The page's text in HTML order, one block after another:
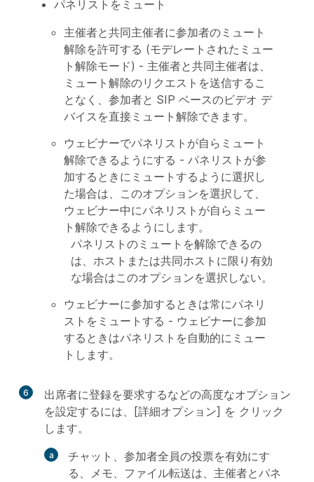
パネリストをミュート
主催者と共同主催者に参加者のミュート
解除を許可する (モデレートされたミュー
ト解除モード) - 主催者と共同主催者は、
ミュート解除のリクエストを送信するこ
となく、参加者と SIP ベースのビデオ デ
バイスを直接ミュート解除できます。
ウェビナーでパネリストが自らミュート
解除できるようにする - パネリストが参
加するときにミュートするように選択し
た場合は、このオプションを選択して、
ウェビナー中にパネリストが自らミュー
ト解除できるようにします。
パネリストのミュートを解除できるの
は、ホストまたは共同ホストに限り有効
な場合はこのオプションを選択しない。
ウェビナーに参加するときは常にパネリ
ストをミュートする - ウェビナーに参加
するときはパネリストを自動的にミュー
トします。
6
出席者に登録を要求するなどの高度なオプション
を設定するには、[詳細オプション] を クリック
します。
チャット、参加者全員の投票を有効にす
る、メモ、ファイル転送は、主催者とパネ